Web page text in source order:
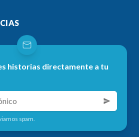
historias directamente a tu
spam.